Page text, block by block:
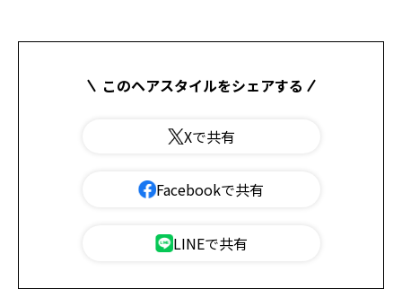
このヘアスタイルをシェアする
Xで共有
Facebookで共有
LINEで共有